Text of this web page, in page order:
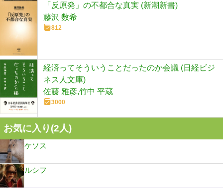
「反原発」の不都合な真実 (新潮新書)
藤沢 数希
812
経済ってそういうことだったのか会議 (日経ビジ
ネス人文庫)
佐藤 雅彦,竹中 平蔵
3000
お気に入り(2人)
ケソス
ルシフ